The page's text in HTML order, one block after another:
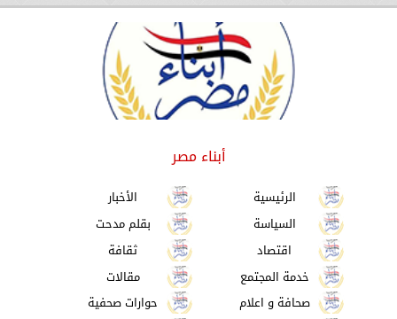
أبناء مصر
الرئيسية
الأخبار
السياسة
بقلم مدحت
اقتصاد
ثقافة
خدمة المجتمع
مقالات
صحافة و اعلام
حوارات صحفية